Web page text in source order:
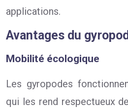
applications.
Avantages du
Mobilité écologique
Les gyropodes
qui les rend respectueux